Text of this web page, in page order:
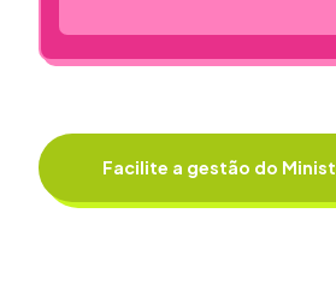
Facilite a gestão do